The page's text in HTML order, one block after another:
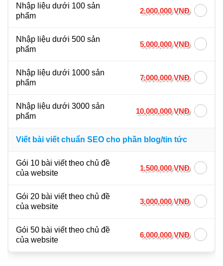
Nhập liệu dưới 100 sản
phẩm
2,000,000 VNĐ
Nhập liệu dưới 500 sản
phẩm
5,000,000 VNĐ
Nhập liệu dưới 1000 sản
phẩm
7,000,000 VNĐ
Nhập liệu dưới 3000 sản
phẩm
10,000,000 VNĐ
Viết bài viết chuẩn SEO cho phần blog/tin tức
Gói 10 bài viết theo chủ đề
của website
1,500,000 VNĐ
Gói 20 bài viết theo chủ đề
của website
3,000,000 VNĐ
Gói 50 bài viết theo chủ đề
của website
6,000,000 VNĐ